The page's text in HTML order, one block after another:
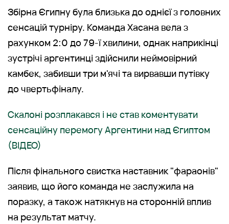
Збірна Єгипну була близька до однієї з головних
сенсацій турніру. Команда Хасана вела з
рахунком 2:0 до 79-ї хвилини, однак наприкінці
зустрічі аргентинці здійснили неймовірний
камбек, забивши три м'ячі та вирвавши путівку
до чвертьфіналу.
Скалоні розплакався і не став коментувати
сенсаційну перемогу Аргентини над Єгиптом
(ВІДЕО)
Після фінального свистка наставник "фараонів"
заявив, що його команда не заслужила на
поразку, а також натякнув на сторонній вплив
на результат матчу.